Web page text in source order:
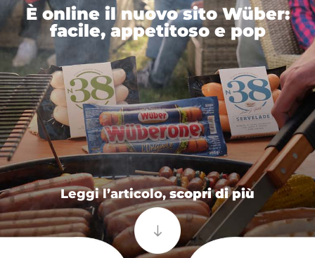
È online il nuovo sito Wüber:
facile, appetitoso e pop
Leggi l’articolo,scopri di più